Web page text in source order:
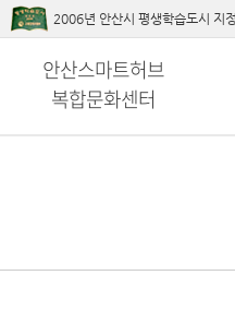
2006년 안산시 평생학습도시 지정
안산스마트허브
복합문화센터